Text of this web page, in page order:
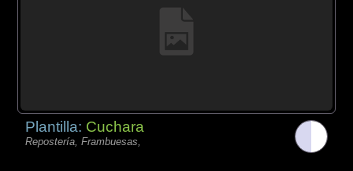
Plantilla: Cuchara
Repostería, Frambuesas,